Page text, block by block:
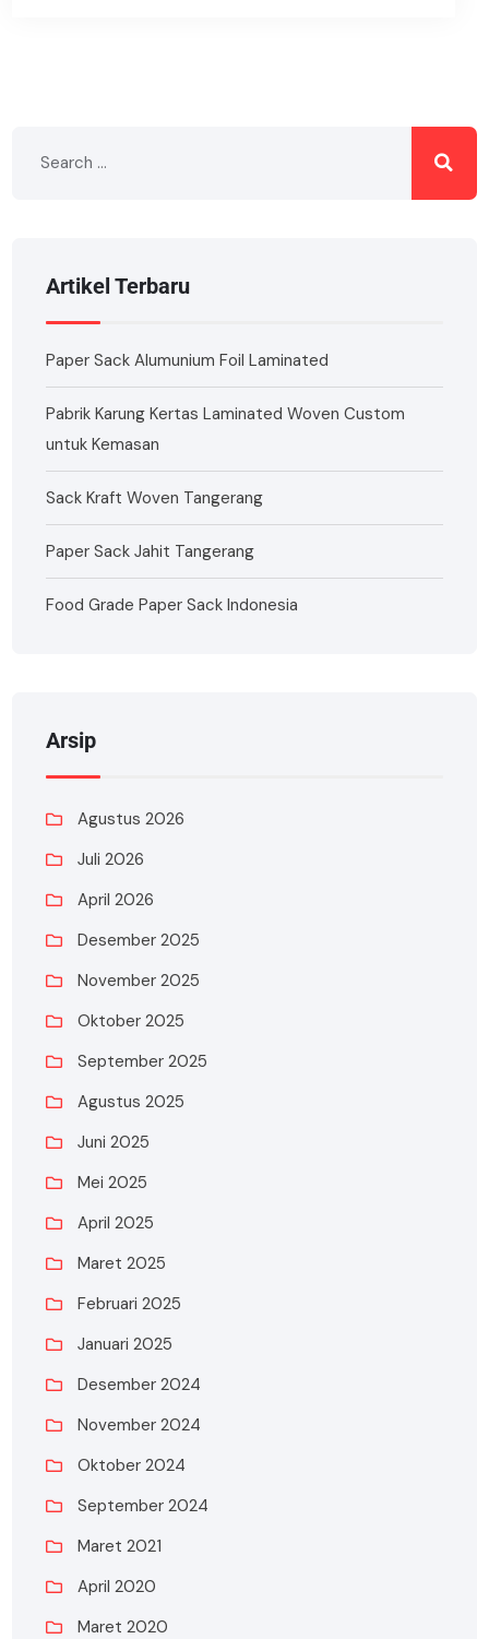
Artikel Terbaru
Paper Sack Alumunium Foil Laminated
Pabrik Karung Kertas Laminated Woven Custom
untuk Kemasan
Sack Kraft Woven Tangerang
Paper Sack Jahit Tangerang
Food Grade Paper Sack Indonesia
Arsip
Agustus 2026
Juli 2026
April 2026
Desember 2025
November 2025
Oktober 2025
September 2025
Agustus 2025
Juni 2025
Mei 2025
April 2025
Maret 2025
Februari 2025
Januari 2025
Desember 2024
November 2024
Oktober 2024
September 2024
Maret 2021
April 2020
Maret 2020